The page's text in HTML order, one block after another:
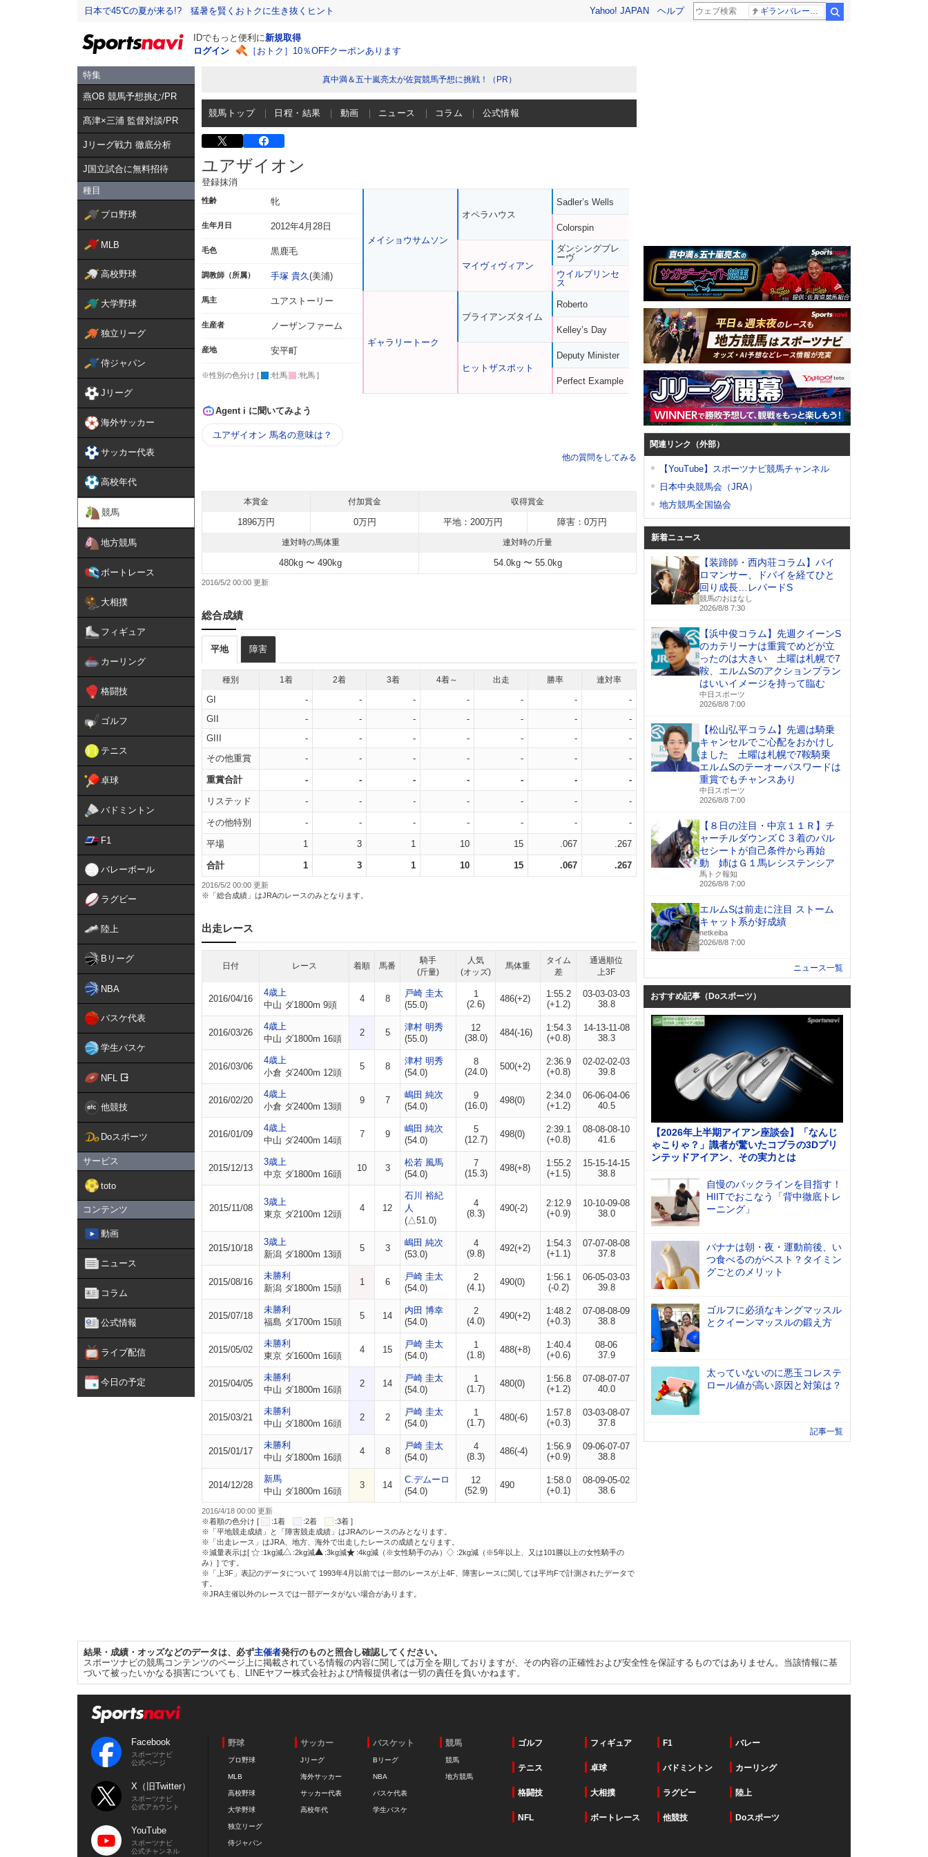
日本で45℃の夏が来る!? 猛暑を賢くおトクに生き抜くヒント Yahoo! JAPAN ヘルプ
IDでもっと便利に新規取得
ログイン
［おトク］10％OFFクーポンあります
特集
燕OB 競馬予想挑む/PR
髙津×三浦 監督対談/PR
Jリーグ戦力 徹底分析
J国立試合に無料招待
種目
プロ野球
MLB
高校野球
大学野球
独立リーグ
侍ジャパン
Jリーグ
海外サッカー
サッカー代表
高校年代
競馬
地方競馬
ボートレース
大相撲
フィギュア
カーリング
格闘技
ゴルフ
テニス
卓球
バドミントン
F1
バレーボール
ラグビー
陸上
Bリーグ
NBA
バスケ代表
学生バスケ
NFL
他競技
Doスポーツ
サービス
toto
コンテンツ
動画
ニュース
コラム
公式情報
ライブ配信
今日の予定
真中満＆五十嵐亮太が佐賀競馬予想に挑戦！（PR）
競馬トップ 日程・結果 動画 ニュース コラム 公式情報
ユアザイオン
登録抹消
性齢 牝
生年月日 2012年4月28日
毛色 黒鹿毛
調教師（所属） 手塚 貴久(美浦)
馬主 ユアストーリー
生産者 ノーザンファーム
産地 安平町
※性別の色分け [ :牡馬 :牝馬 ]
メイショウサムソン
ギャラリートーク
オペラハウス
マイヴィヴィアン
ブライアンズタイム
ヒットザスポット
Sadler’s Wells
Colorspin
ダンシングブレ
ーヴ
ウイルプリンセ
ス
Roberto
Kelley’s Day
Deputy Minister
Perfect Example
Agent i に聞いてみよう
ユアザイオン 馬名の意味は？
他の質問をしてみる
本賞金 付加賞金 収得賞金
1896万円 0万円 平地：200万円 障害：0万円
連対時の馬体重 連対時の斤量
480kg 〜 490kg 54.0kg 〜 55.0kg
2016/5/2 00:00
総合成績
平地 障害
種別 1着 2着 3着 4着～ 出走 勝率 連対率
GI - - - - - -
-
GII
- - - - - -
-
GIII
- - - - - -
-
その他重賞
- - - - - - -
重賞合計 - - - - - - -
リステッド - - - - - - -
その他特別 - - - - - - -
平場 1 3 1 10 15 .067 .267
合計 1 3 1 10 15 .067 .267
2016/5/2 00:00 更新
※「総合成績」はJRAのレースのみとなります。
出走レース
日付 レース 着順 馬番
騎手
(斤量)
人気
(オッズ)
馬体重
タイム
差
通過順位
上3F
2016/04/16
4歳上
中山 ダ1800m 9頭
4 8
戸崎 圭太
(55.0)
1
(2.6)
486(+2)
1:55.2
(+1.2)
03-03-03-03
38.8
2016/03/26
4歳上
中山 ダ1800m 16頭
2 5
津村 明秀
(55.0)
12
(38.0)
484(-16)
1:54.3
(+0.8)
14-13-11-08
38.3
2016/03/06
4歳上
小倉 ダ2400m 12頭
5 8
津村 明秀
(54.0)
8
(24.0)
500(+2)
2:36.9
(+0.8)
02-02-02-03
39.8
2016/02/20
4歳上
小倉 ダ2400m 13頭
9 7
嶋田 純次
(54.0)
9
(16.0)
498(0)
2:34.0
(+1.2)
06-06-04-06
40.5
2016/01/09
4歳上
中山 ダ2400m 14頭
7 9
嶋田 純次
(54.0)
5
(12.7)
498(0)
2:39.1
(+0.8)
08-08-08-10
41.6
2015/12/13
3歳上
中京 ダ1800m 16頭
10 3
松若 風馬
(54.0)
7
(15.3)
498(+8)
1:55.2
(+1.5)
15-15-14-15
38.8
2015/11/08
3歳上
東京 ダ2100m 12頭
4 12
石川 裕紀
人
(△51.0)
4
(8.3)
490(-2)
2:12.9
(+0.9)
10-10-09-08
38.0
2015/10/18
3歳上
新潟 ダ1800m 13頭
5 3
嶋田 純次
(53.0)
4
(9.8)
492(+2)
1:54.3
(+1.1)
07-07-08-08
37.8
2015/08/16
未勝利
新潟 ダ1800m 15頭
1 6
戸崎 圭太
(54.0)
2
(4.1)
490(0)
1:56.1
(-0.2)
06-05-03-03
39.8
2015/07/18
未勝利
福島 ダ1700m 15頭
5 14
内田 博幸
(54.0)
2
(4.0)
490(+2)
1:48.2
(+0.3)
07-08-08-09
38.8
2015/05/02
未勝利
東京 ダ1600m 16頭
4 15
戸崎 圭太
(54.0)
1
(1.8)
488(+8)
1:40.4
(+0.6)
08-06
37.9
2015/04/05
未勝利
中山 ダ1800m 16頭
2 14
戸崎 圭太
(54.0)
1
(1.7)
480(0)
1:56.8
(+1.2)
07-08-07-07
40.0
2015/03/21
未勝利
中山 ダ1800m 16頭
2 2
戸崎 圭太
(54.0)
1
(1.7)
480(-6)
1:57.8
(+0.3)
03-03-08-07
37.8
2015/01/17
未勝利
中山 ダ1800m 16頭
4 8
戸崎 圭太
(54.0)
4
(8.3)
486(-4)
1:56.9
(+0.9)
09-06-07-07
38.8
2014/12/28
新馬
中山 ダ1800m 16頭
3 14
C.デムーロ
(54.0)
12
(52.9)
490
1:58.0
(+0.1)
08-09-05-02
38.6
2016/4/18 00:00 更新
※着順の色分け [
:1着 :2着
:3着 ]
※「平地競走成績」と「障害競走成績」はJRAのレースのみとなります。
※「出走レース」はJRA、地方、海外で出走したレースの成績となります。
※減量表示は[
:1kg減 :2kg減 :3kg減 :4kg減（※女性騎手のみ）
:2kg減（※5年以上、又は101勝以上の女性騎手の
み）] です。
※「上3F」表記のデータについて 1993年4月以前では一部のレースが上4F、障害レースに関しては平均Fで計測されたデータで
す。
※JRA主催以外のレースでは一部データがない場合があります。
関連リンク（外部）
【YouTube】スポーツナビ競馬チャンネル
日本中央競馬会（JRA）
地方競馬全国協会
新着ニュース
【装蹄師・西内荘コラム】パイ
ロマンサー、ドバイを経てひと
回り成長…レパードS
競馬のおはなし
2026/8/8 7:30
【浜中俊コラム】先週クイーンS
のカテリーナは重賞でめどが立
ったのは大きい 土曜は札幌で7
鞍、エルムSのアクションプラン
はいいイメージを持って臨む
中日スポーツ
2026/8/8 7:00
【松山弘平コラム】先週は騎乗
キャンセルでご心配をおかけし
ました 土曜は札幌で7鞍騎乗
エルムSのテーオーパスワードは
重賞でもチャンスあり
中日スポーツ
2026/8/8 7:00
【８日の注目・中京１１Ｒ】チ
ャーチルダウンズＣ３着のバル
セシートが自己条件から再始
動 姉はＧ１馬レシステンシア
馬トク報知
2026/8/8 7:00
エルムSは前走に注目 ストーム
キャット系が好成績
netkeiba
2026/8/8 7:00
ニュース一覧
おすすめ記事（Doスポーツ）
【2026年上半期アイアン座談会】「なんじ
ゃこりゃ？」識者が驚いたコブラの3Dプリ
ンテッドアイアン、その実力とは
自慢のバックラインを目指す！
HIITでおこなう「背中徹底トレ
ーニング」
バナナは朝・夜・運動前後、い
つ食べるのがベスト？タイミン
グごとのメリット
ゴルフに必須なキングマッスル
とクイーンマッスルの鍛え方
太っていないのに悪玉コレステ
ロール値が高い原因と対策は？
記事一覧
結果・成績・オッズなどのデータは、必ず主催者発行のものと照合し確認してください。
スポーツナビの競馬コンテンツのページ上に掲載されている情報の内容に関しては万全を期しておりますが、その内容の正確性および安全性を保証するものではありません。当該情報に基
づいて被ったいかなる損害についても、LINEヤフー株式会社および情報提供者は一切の責任を負いかねます。
Facebook
スポーツナビ
公式ページ
X（旧Twitter）
スポーツナビ
公式アカウント
YouTube
スポーツナビ
公式チャンネル
野球
プロ野球
MLB
高校野球
大学野球
独立リーグ
侍ジャパン
サッカー
Jリーグ
海外サッカー
サッカー代表
高校年代
バスケット
Bリーグ
NBA
バスケ代表
学生バスケ
競馬
競馬
地方競馬
ゴルフ フィギュア F1 バレー
テニス 卓球 バドミントン カーリング
格闘技 大相撲 ラグビー 陸上
NFL ボートレース 他競技 Doスポーツ